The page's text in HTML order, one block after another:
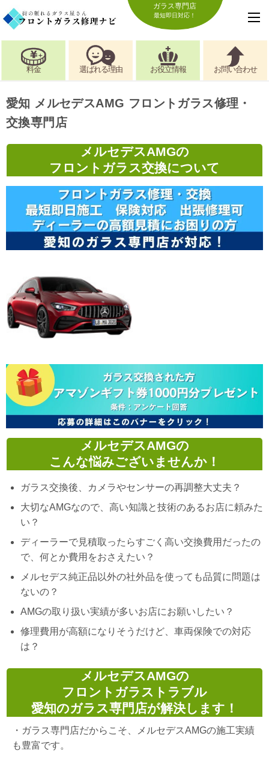
ガラス専門店
最短即日対応！
料金 選ばれる理由 お役立情報 お問い合わせ
愛知 メルセデスAMG フロントガラス修理・
交換専門店
メルセデスAMGの
フロントガラス交換について
メルセデスAMGの
こんな悩みございませんか！
ガラス交換後、カメラやセンサーの再調整大丈夫？
大切なAMGなので、高い知識と技術のあるお店に頼みた
い？
ディーラーで見積取ったらすごく高い交換費用だったの
で、何とか費用をおさえたい？
メルセデス純正品以外の社外品を使っても品質に問題は
ないの？
AMGの取り扱い実績が多いお店にお願いしたい？
修理費用が高額になりそうだけど、車両保険での対応
は？
メルセデスAMGの
フロントガラストラブル
愛知のガラス専門店が解決します！
・ ガラス専門店だからこそ、メルセデスAMGの施工実績
も豊富です。